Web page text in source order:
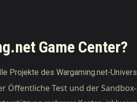
Game Center?
Projekte des Wargaming.net-
Öffentliche Test und der